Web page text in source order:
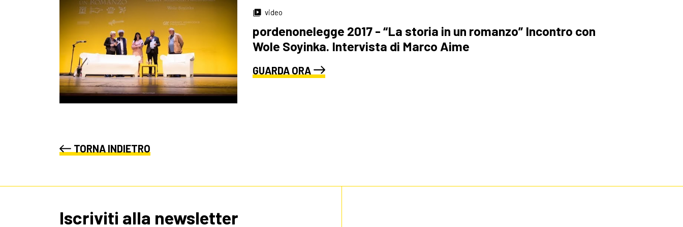
video
pordenonelegge 2017 - “La storia in un romanzo” Incontro con
Wole Soyinka. Intervista di Marco Aime
GUARDA ORA
TORNA INDIETRO
Iscriviti alla newsletter